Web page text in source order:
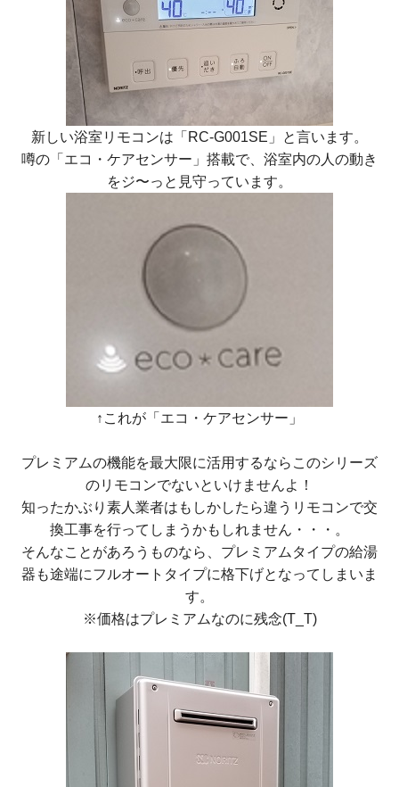
新しい浴室リモコンは 「RC-G001SE」
と言います。
噂の「エコ・ケアセンサー」搭載で、浴室内の人の動き
をジ〜っと見守っています。
↑これが「エコ・ケアセンサー」
プレミアムの機能を最大限に活用するならこのシリーズ
のリモコンでないといけませんよ！
知ったかぶり素人業者はもしかしたら違うリモコンで交
換工事を行ってしまうかもしれません・・・。
そんなことがあろうものなら、プレミアムタイプの給湯
器も途端にフルオートタイプに格下げとなってしまいま
す。
※価格はプレミアムなのに残念(T_T)